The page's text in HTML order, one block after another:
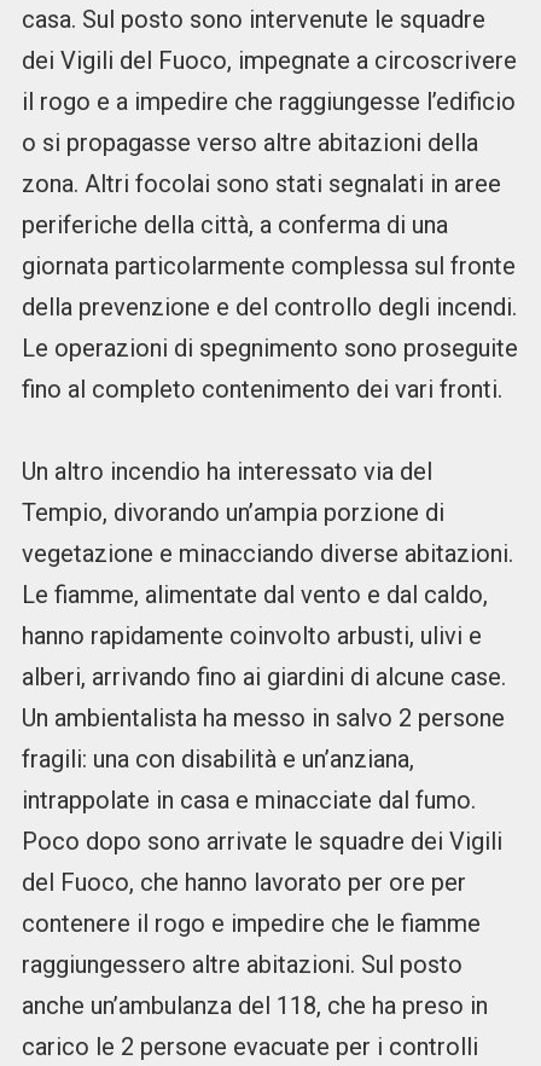
casa. Sul posto sono intervenute le squadre
dei Vigili del Fuoco, impegnate a circoscrivere
il rogo e a impedire che raggiungesse l’edificio
o si propagasse verso altre abitazioni della
zona. Altri focolai sono stati segnalati in aree
periferiche della città, a conferma di una
giornata particolarmente complessa sul fronte
della prevenzione e del controllo degli incendi.
Le operazioni di spegnimento sono proseguite
fino al completo contenimento dei vari fronti.
Un altro incendio ha interessato via del
Tempio, divorando un’ampia porzione di
vegetazione e minacciando diverse abitazioni.
Le fiamme, alimentate dal vento e dal caldo,
hanno rapidamente coinvolto arbusti, ulivi e
alberi, arrivando fino ai giardini di alcune case.
Un ambientalista ha messo in salvo 2 persone
fragili: una con disabilità e un’anziana,
intrappolate in casa e minacciate dal fumo.
Poco dopo sono arrivate le squadre dei Vigili
del Fuoco, che hanno lavorato per ore per
contenere il rogo e impedire che le fiamme
raggiungessero altre abitazioni. Sul posto
anche un’ambulanza del 118, che ha preso in
carico le 2 persone evacuate per i controlli